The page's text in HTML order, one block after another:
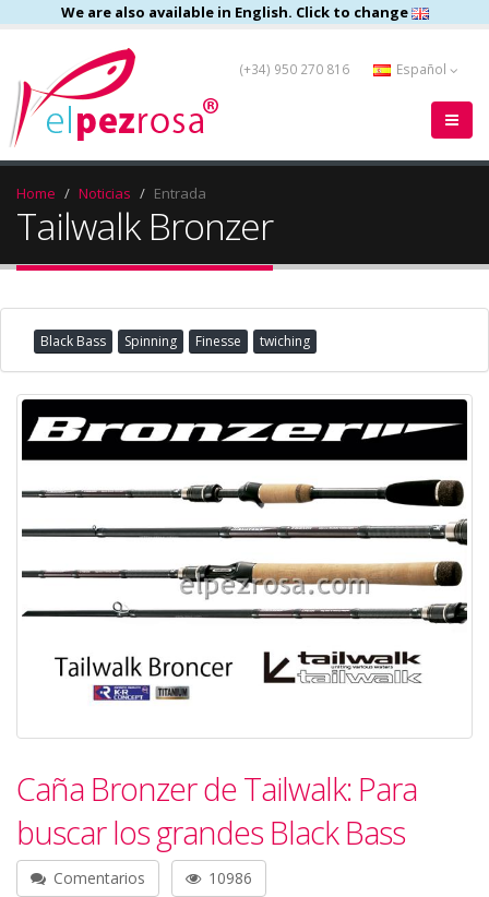
We are also available in English. Click to change
(+34) 950 270 816 Español
Home Noticias Entrada
Tailwalk Bronzer
Black Bass Spinning Finesse twiching
Caña Bronzer de Tailwalk: Para
buscar los grandes Black Bass
Comentarios 10986